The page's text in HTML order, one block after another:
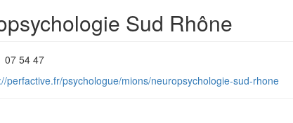
Sud Rhône
07 54 47
perfactive.fr/psychologue/mions/neuropsychologie-sud-rhone